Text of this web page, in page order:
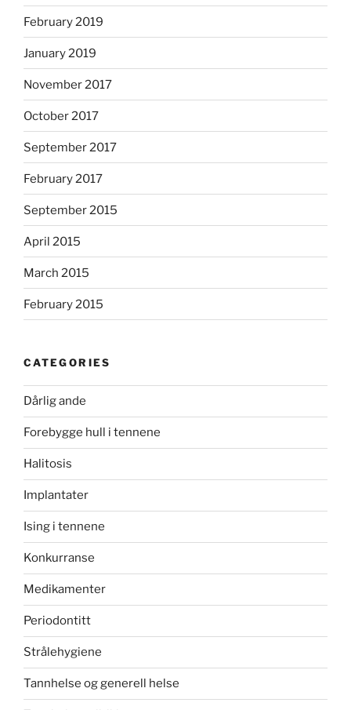
February 2019
January 2019
November 2017
October 2017
September 2017
February 2017
September 2015
April 2015
March 2015
February 2015
CATEGORIES
Dårlig ande
Forebygge hull i tennene
Halitosis
Implantater
Ising i tennene
Konkurranse
Medikamenter
Periodontitt
Strålehygiene
Tannhelse og generell helse